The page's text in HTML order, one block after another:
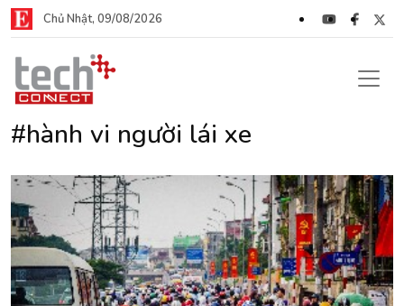
Chủ Nhật, 09/08/2026
#hành vi người lái xe